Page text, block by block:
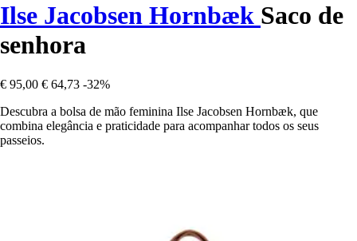
Ilse Jacobsen Hornbæk Saco de
senhora
€ 95,00 € 64,73 -32%
Descubra a bolsa de mão feminina Ilse Jacobsen Hornbæk, que
combina elegância e praticidade para acompanhar todos os seus
passeios.